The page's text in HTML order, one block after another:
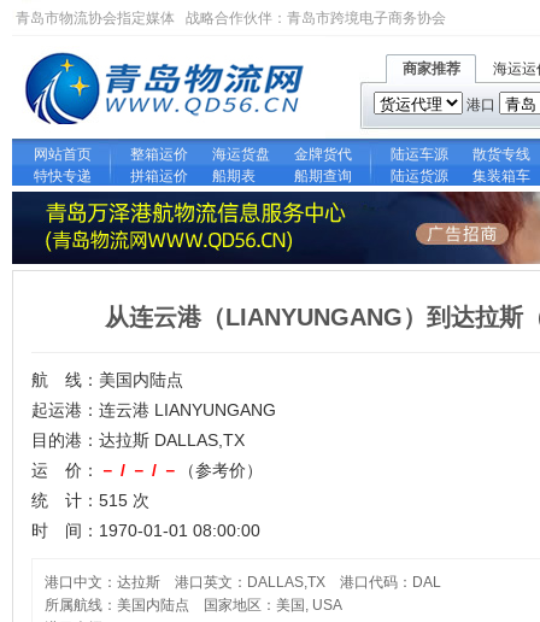
青岛市物流协会指定媒体 战略合作伙伴： 青岛市跨境电子商务协会
商家推荐 海运运
港口
网站首页 整箱运价 海运货盘 金牌货代 陆运车源
散货专线
特快专递
拼箱运价 船期表 船期查询 陆运货源 集装箱车
从连云港（LIANYUNGANG）到达拉斯
航 线：美国内陆点
起运港：连云港 LIANYUNGANG
目的港：达拉斯 DALLAS,TX
运 价：
－ / － / －
（参考价）
统 计：515 次
时 间：1970-01-01 08:00:00
港口中文：达拉斯 港口英文：DALLAS,TX 港口代码：DAL
所属航线：美国内陆点 国家地区：美国, USA